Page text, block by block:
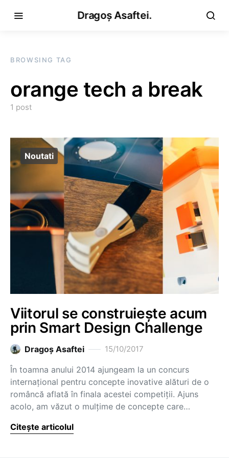
Dragoș Asaftei.
BROWSING TAG
orange tech a break
1 post
Noutati
Viitorul se construiește acum
prin Smart Design Challenge
Dragoş Asaftei 15/10/2017
În toamna anului 2014 ajungeam la un concurs
internațional pentru concepte inovative alături de o
româncă aflată în finala acestei competiții. Ajuns
acolo, am văzut o mulțime de concepte care…
Citește articolul